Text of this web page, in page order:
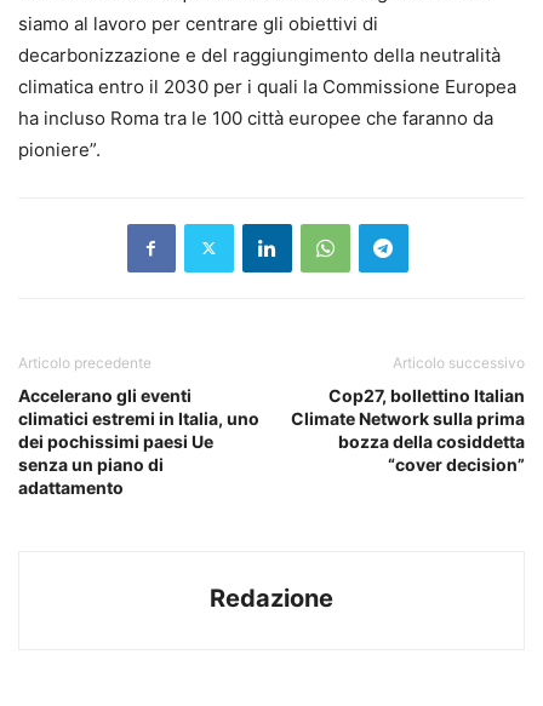
siamo al lavoro per centrare gli obiettivi di
decarbonizzazione e del raggiungimento della neutralità
climatica entro il 2030 per i quali la Commissione Europea
ha incluso Roma tra le 100 città europee che faranno da
pioniere”.
Articolo precedente
Accelerano gli eventi
climatici estremi in Italia, uno
dei pochissimi paesi Ue
senza un piano di
adattamento
Articolo successivo
Cop27, bollettino Italian
Climate Network sulla prima
bozza della cosiddetta
“cover decision”
Redazione